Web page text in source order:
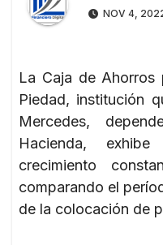
NOV 4,
La Caja de
Piedad, institución
Mercedes,
Hacienda,
crecimiento
comparando el
de la colocación de